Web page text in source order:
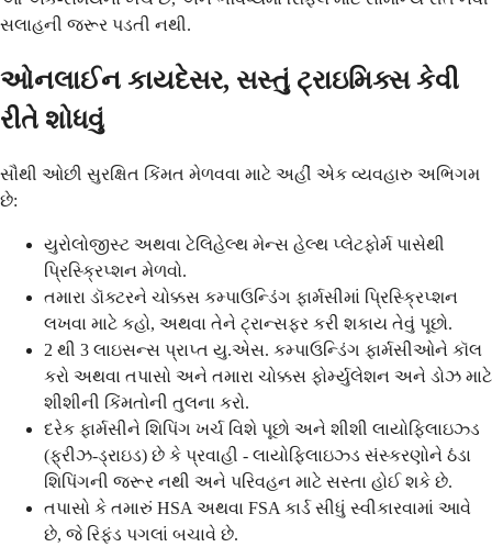
સલાહની જરૂર પડતી નથી.
ઓનલાઈન કાયદેસર, સસ્તું ટ્રાઇમિક્સ કેવી
રીતે શોધવું
સૌથી ઓછી સુરક્ષિત કિંમત મેળવવા માટે અહીં એક વ્યવહારુ અભિગમ
છે:
યુરોલોજીસ્ટ અથવા ટેલિહેલ્થ મેન્સ હેલ્થ પ્લેટફોર્મ પાસેથી
પ્રિસ્ક્રિપ્શન મેળવો.
તમારા ડૉક્ટરને ચોક્કસ કમ્પાઉન્ડિંગ ફાર્મસીમાં પ્રિસ્ક્રિપ્શન
લખવા માટે કહો, અથવા તેને ટ્રાન્સફર કરી શકાય તેવું પૂછો.
2 થી 3 લાઇસન્સ પ્રાપ્ત યુ.એસ. કમ્પાઉન્ડિંગ ફાર્મસીઓને કૉલ
કરો અથવા તપાસો અને તમારા ચોક્કસ ફોર્મ્યુલેશન અને ડોઝ માટે
શીશીની કિંમતોની તુલના કરો.
દરેક ફાર્મસીને શિપિંગ ખર્ચ વિશે પૂછો અને શીશી લાયોફિલાઇઝ્ડ
(ફ્રીઝ-ડ્રાઇડ) છે કે પ્રવાહી - લાયોફિલાઇઝ્ડ સંસ્કરણોને ઠંડા
શિપિંગની જરૂર નથી અને પરિવહન માટે સસ્તા હોઈ શકે છે.
તપાસો કે તમારું HSA અથવા FSA કાર્ડ સીધું સ્વીકારવામાં આવે
છે, જે રિફંડ પગલાં બચાવે છે.